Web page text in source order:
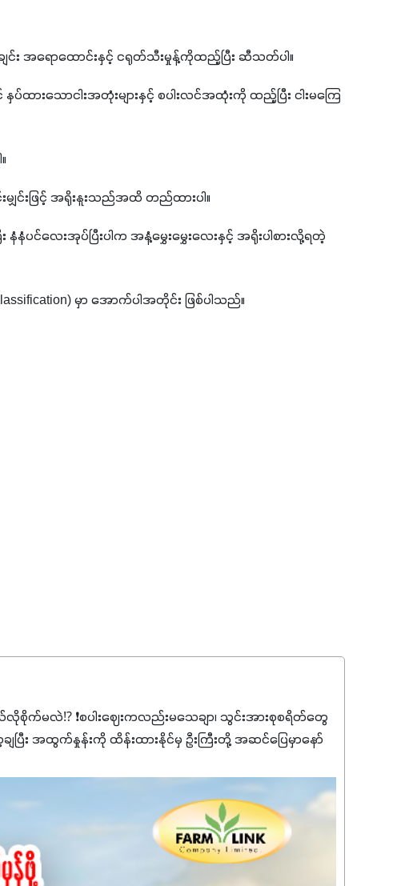
ျင်း အရောထောင်းနှင့် ငရုတ်သီးမှုန့်ကိုထည့်ပြီး ဆီသတ်ပါ။
ထားသောငါးအတုံးများနှင့် စပါးလင်အထုံးကို ထည့်ပြီး ငါးမကြေ
ျှင်းဖြင့် အရိုးနူးသည်အထိ တည်ထားပါ။
နံနံပင်လေးအုပ်ပြီးပါက အနံ့မွှေးမွှေးလေးနှင့် အရိုးပါစားလို့ရတဲ့
မှာ အောက်ပါအတိုင်း ဖြစ်ပါသည်။
စိုက်မလဲ⁉️ ❗စပါးဈေးကလည်းမသေချာ၊ သွင်းအားစုစရိတ်တွေ
ြီး အထွက်နှုန်းကို ထိန်းထားနိုင်မှ ဦးကြီးတို့ အဆင်ပြေမှာနော်
အသွေးစိတ်ချရတဲ့ သွင်းအားစုပစ္စည်းတွေကိုပဲ ရွေးချယ်သုံး